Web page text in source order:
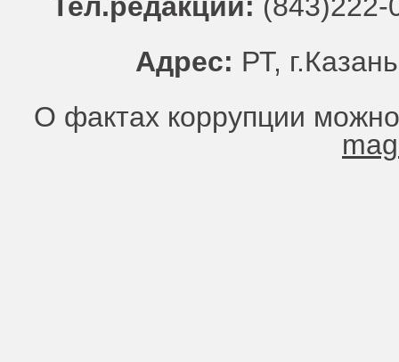
Адрес: РТ,
О фактах коррупции